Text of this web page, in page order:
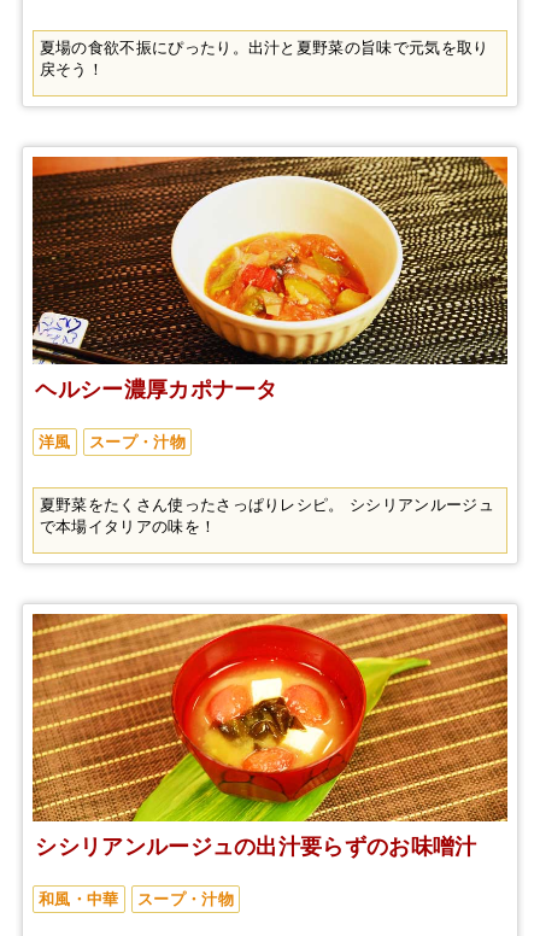
夏場の食欲不振にぴったり。出汁と夏野菜の旨味で元気を取り
戻そう！
ヘルシー濃厚カポナータ
洋風 スープ・汁物
夏野菜をたくさん使ったさっぱりレシピ。 シシリアンルージュ
で本場イタリアの味を！
シシリアンルージュの出汁要らずのお味噌汁
和風・中華 スープ・汁物